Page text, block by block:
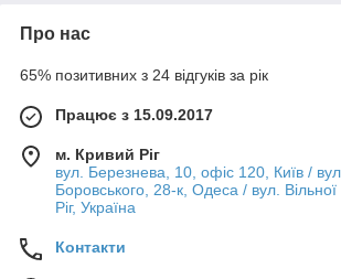
Про нас
65% позитивних з 24 відгуків за рік
Працює з 15.09.2017
м. Кривий Ріг
вул. Березнева, 10, офіс 120, Київ /
Боровського, 28-к, Одеса / вул. Вільної
Ріг, Україна
Контакти